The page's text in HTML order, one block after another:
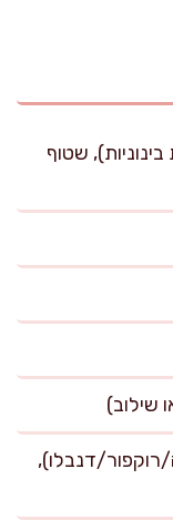
(כ-4–5 יחידות בינוניות), שטוף
רוקפור/דנבלו),